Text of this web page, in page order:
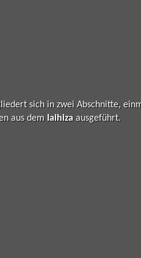
sich in zwei Abschnitte,
aus dem Iaihiza ausgeführt.